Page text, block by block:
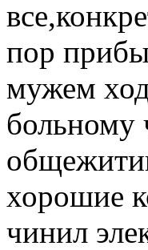
пор
мужем
больному
хорошие
чинил